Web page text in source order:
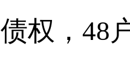
债权，48